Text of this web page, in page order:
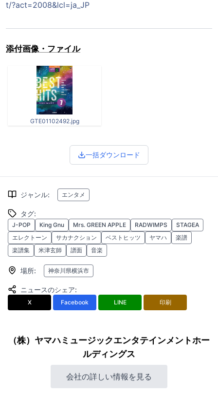
t/?act=2008&lcl=ja_JP
添付画像・ファイル
GTE01102492.jpg
一括ダウンロード
ジャンル: エンタメ
タグ:
J-POP King Gnu Mrs. GREEN APPLE RADWIMPS
STAGEA
エレクトーン
サカナクション ベストヒッツ ヤマハ
楽譜
楽譜集
米津玄師 譜面 音楽
場所: 神奈川県横浜市
ニュースのシェア:
X Facebook LINE 印刷
（株）ヤマハミュージックエンタテインメントホー
ルディングス
会社の詳しい情報を見る